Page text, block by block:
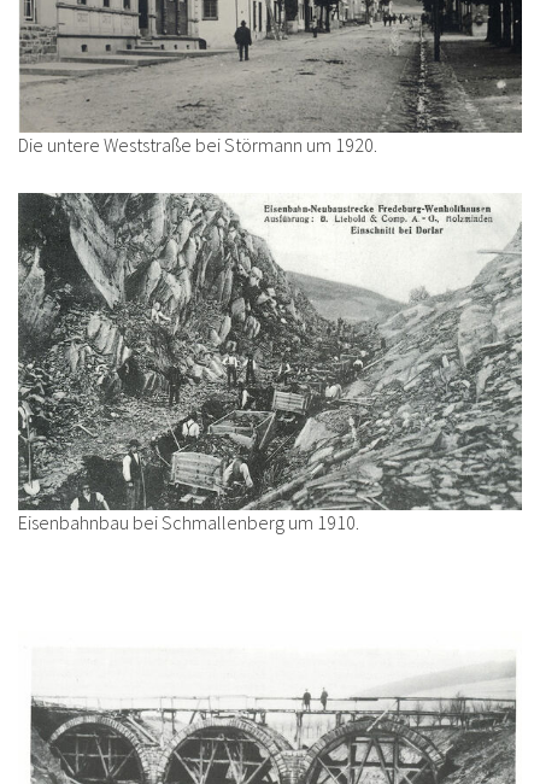
Die untere Weststraße bei Störmann um 1920.
Eisenbahnbau bei Schmallenberg um 1910.